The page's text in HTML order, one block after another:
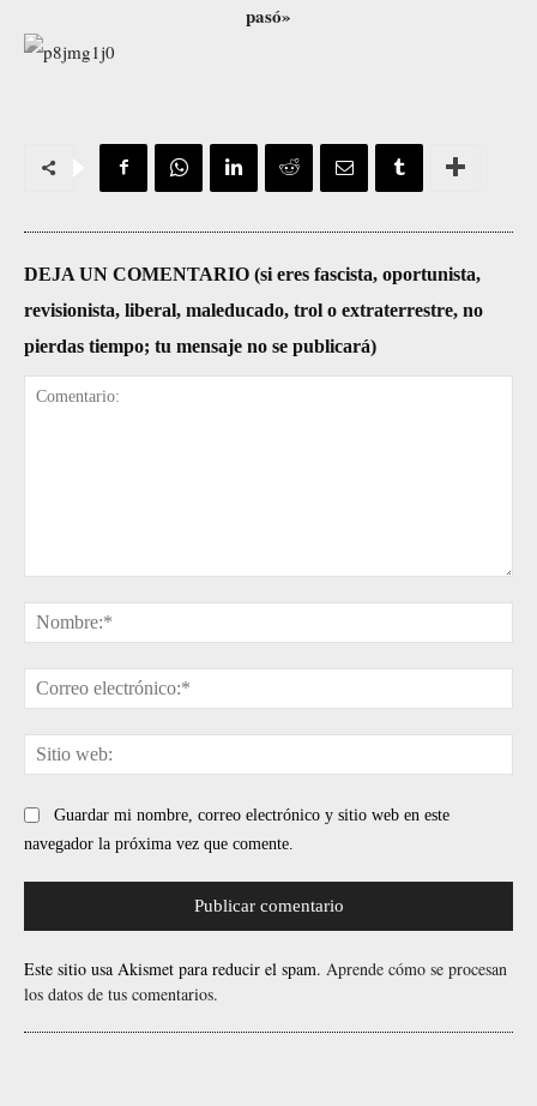
pasó»
DEJA UN COMENTARIO (si eres fascista, oportunista,
revisionista, liberal, maleducado, trol o extraterrestre, no
pierdas tiempo; tu mensaje no se publicará)
Guardar mi nombre, correo electrónico y sitio web en este
navegador la próxima vez que comente.
Este sitio usa Akismet para reducir el spam. Aprende cómo se procesan
los datos de tus comentarios.